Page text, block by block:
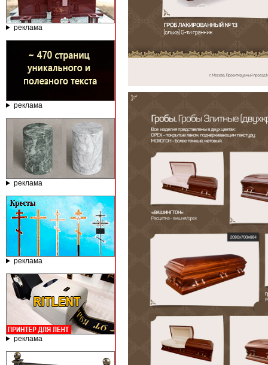
реклама
реклама
реклама
реклама
реклама